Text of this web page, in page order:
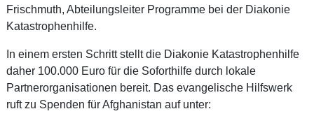
Frischmuth, Abteilungsleiter Programme bei der Diakonie
Katastrophenhilfe.
In einem ersten Schritt stellt die Diakonie Katastrophenhilfe
daher 100.000 Euro für die Soforthilfe durch lokale
Partnerorganisationen bereit. Das evangelische Hilfswerk
ruft zu Spenden für Afghanistan auf unter: